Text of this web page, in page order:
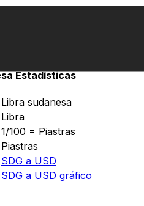
Estadísticas
Libra sudanesa
Libra
1/100 = Piastras
Piastras
SDG a USD
SDG a USD gráfico